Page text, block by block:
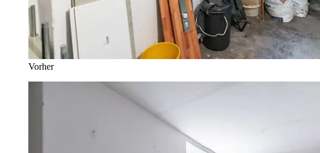
Vorher